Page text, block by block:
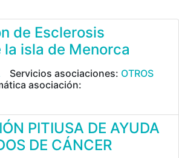
de Esclerosis
isla de Menorca
Servicios asociaciones: OTROS
asociación:
PITIUSA DE AYUDA
DE CÁNCER